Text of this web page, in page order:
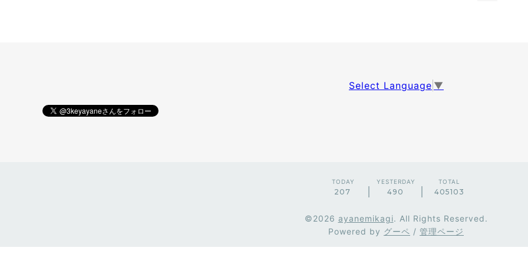
Select Language ▼
TODAY
207
YESTERDAY
490
TOTAL
405103
©2026 ayanemikagi. All Rights Reserved.
Powered by グーペ / 管理ページ